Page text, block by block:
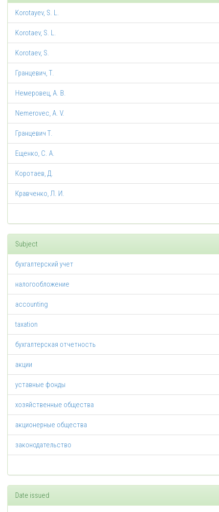
Korotayev, S. L.
Korotaev, S. L.
Korotaev, S.
Гранцевич, Т.
Немеровец, А. В.
Nemerovec, A. V.
Гранцевич Т.
Ещенко, С. А.
Коротаев, Д.
Кравченко, Л. И.
Subject
бухгалтерский учет
налогообложение
accounting
taxation
бухгалтерская отчетность
акции
уставные фонды
хозяйственные общества
акционерные общества
законодательство
Date issued